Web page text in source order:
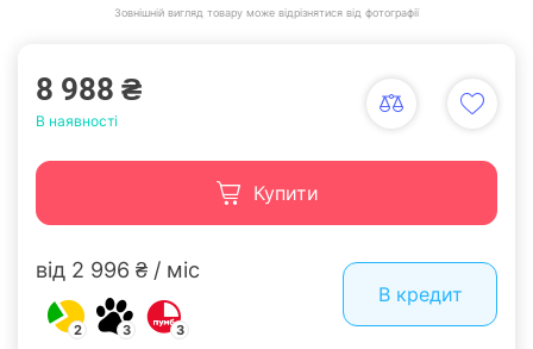
Зовнішній вигляд товару може відрізнятися від фотографії
8 988 ₴
В наявності
Купити
від 2 996 ₴ / міс
2 3 3
В кредит